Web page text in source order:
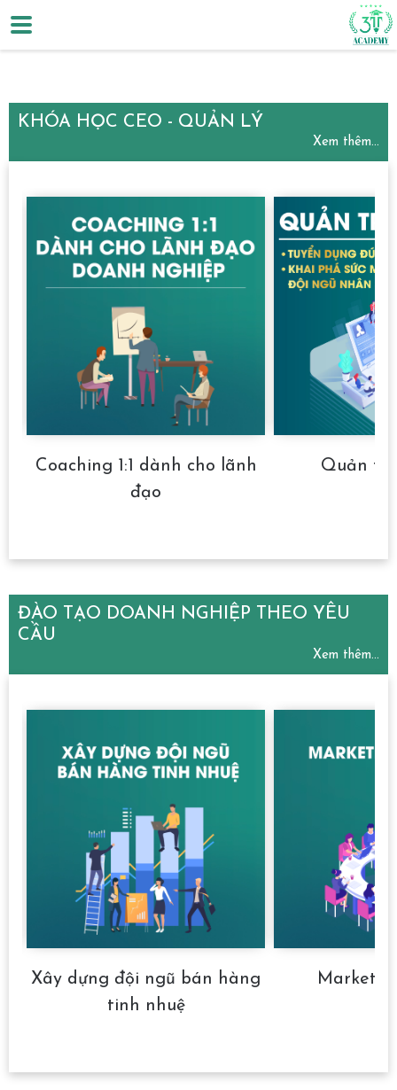
KHÓA HỌC CEO - QUẢN LÝ
Xem thêm...
Coaching 1:1 dành cho lãnh
đạo
Quản trị
ĐÀO TẠO DOANH NGHIỆP THEO YÊU
CẦU
Xem thêm...
Xây dựng đội ngũ bán hàng
tinh nhuệ